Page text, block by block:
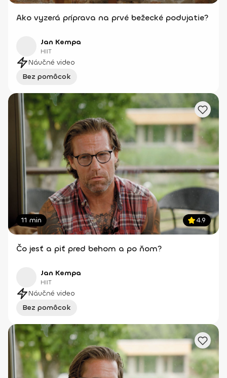
Ako vyzerá príprava na prvé bežecké podujatie?
Jan Kempa
HIIT
Náučné video
Bez pomôcok
11 min 4.9
Čo jesť a piť pred behom a po ňom?
Jan Kempa
HIIT
Náučné video
Bez pomôcok